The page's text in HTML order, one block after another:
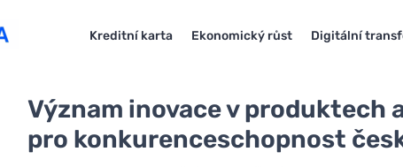
Kreditní karta Ekonomický růst Digitální
Význam inovace v produktech
pro konkurenceschopnost